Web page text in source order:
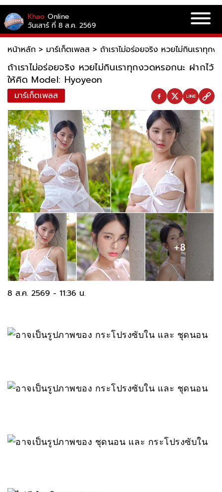
Khao Online
วันเสาร์ ที่ 8 ส.ค. 2569
หน้าหลัก > มาร์เก็ตเพลส > ถ้าเราไม่อร่อยจริง หวยไม่กินเราทุ
ถ้าเราไม่อร่อยจริง หวยไม่กินเราทุกงวดหรอกนะ ฝากไว้
ให้คิด Model: Hyoyeon
มาร์เก็ตเพลส
8 ส.ค. 2569 - 11:36 น.